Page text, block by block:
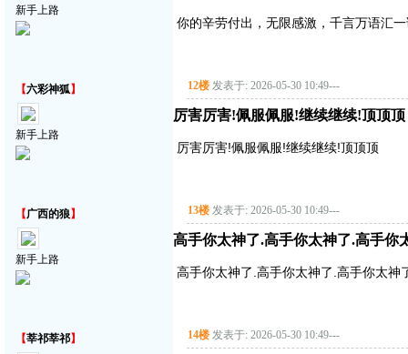
新手上路
你的辛劳付出，无限感激，千言万语汇
【六彩神狐】
新手上路
12楼 发表于: 2026-05-30 10:49---
厉害厉害!佩服佩服!继续继续!顶顶顶
厉害厉害!佩服佩服!继续继续!顶顶顶
【广西的狼】
新手上路
13楼 发表于: 2026-05-30 10:49---
高手你太神了.高手你太神了.高手你
高手你太神了.高手你太神了.高手你太神
【莘祁莘祁】 14楼 发表于: 2026-05-30 10:49---